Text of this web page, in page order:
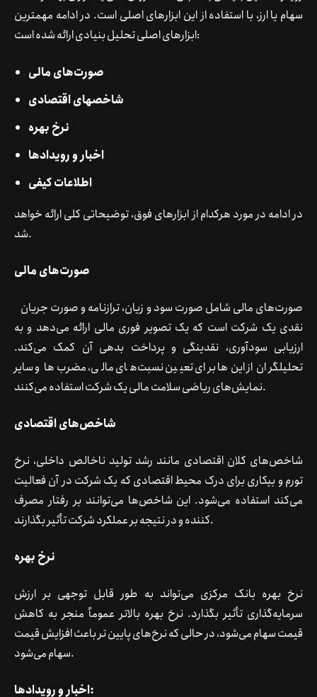
سهام یا ارز، با استفاده از این ابزارهای اصلی است. در ادامه مهم­ترین
ابزارهای اصلی تحلیل بنیادی ارائه شده است:
صورت‌های مالی
شاخص­های اقتصادی
نرخ بهره
اخبار و رویدادها
اطلاعات کیفی
در ادامه در مورد هرکدام از ابزارهای فوق، توضیحاتی کلی ارائه خواهد
شد.
صورت‌های مالی
نقدی یک شرکت است که یک تصویر فوری مالی ارائه می‌دهد و به
ارزیابی سودآوری، نقدینگی و پرداخت بدهی آن کمک می‌کند.
تحلیلگران از این‌ها برای تعیین نسبت‌های مالی، مضرب‌ها و سایر
نمایش‌های ریاضی سلامت مالی یک شرکت استفاده می‌کنند.
شاخص‌های اقتصادی
شاخص‌های کلان اقتصادی مانند رشد تولید ناخالص داخلی، نرخ
تورم و بیکاری برای درک محیط اقتصادی که یک شرکت در آن فعالیت
می‌کند استفاده می‌شود. این شاخص‌ها می‌توانند بر رفتار مصرف
کننده و در نتیجه بر عملکرد شرکت تأثیر بگذارند.
نرخ بهره
نرخ بهره بانک مرکزی می‌تواند به طور قابل توجهی بر ارزش
سرمایه‌گذاری تأثیر بگذارد. نرخ بهره بالاتر عموماً منجر به کاهش
قیمت سهام می‌شود، در حالی که نرخ‌های پایین تر باعث افزایش قیمت
سهام می‌شود.
اخبار و رویدادها: